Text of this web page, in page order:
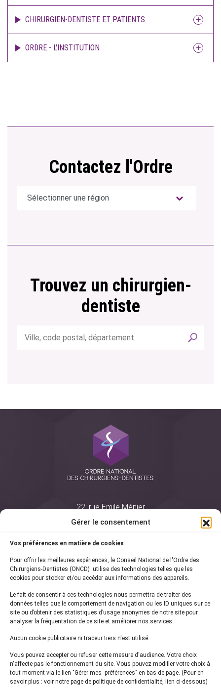
Gérer le consentement
Vos préférences en matière de cookies
Pour offrir les meilleures expériences, le Conseil National de l'Ordre des
Chirurgiens-Dentistes (ONCD) utilise des technologies telles que les
cookies pour stocker et/ou accéder aux informations des appareils.
Le fait de consentir à ces technologies nous permettra de traiter des
données telles que le comportement de navigation ou les ID uniques sur ce
site ou d’obtenir des statistiques d’usage anonymes de notre site pour
analyser la fréquentation de ce site et améliorer nos services.
Aucun cookie publicitaire ni traceur tiers n'est utilisé.
Vous pouvez accepter ou refuser cette mesure d'audience. Votre choix
n'affecte pas le fonctionnement du site. Vous pouvez modifier votre choix à
tout moment via le lien "Gérer mes préférences" en bas de page. (Pour en
savoir plus : voir notre page de politique de confidentialité, lien ci-dessous)
CHIRURGIEN-DENTISTE ET PATIENTS
ORDRE - L'INSTITUTION
Contactez l'Ordre
Trouvez un chirurgien-
dentiste
22, rue Emile Ménier
75761 Paris Cedex 16
01 44 34 78 80
courrier@oncd.org
Actualités
Presse
Informations légales
Plan du site
Inscrivez-vous à notrenewsletter